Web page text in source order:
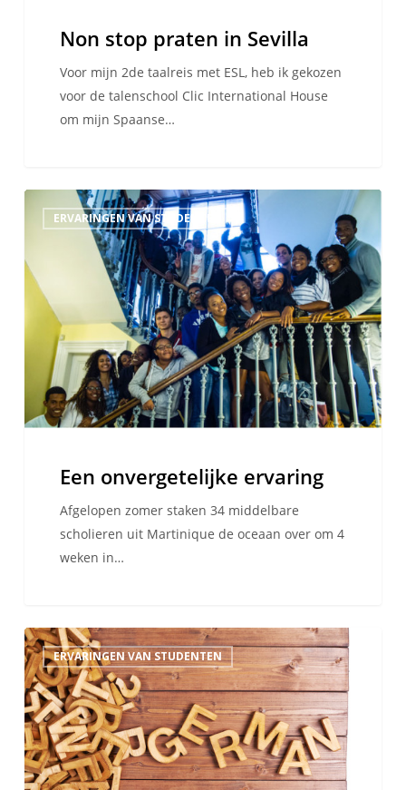
Non stop praten in Sevilla
Voor mijn 2de taalreis met ESL, heb ik gekozen
voor de talenschool Clic International House
om mijn Spaanse…
onvergetelijke
ERVARINGEN VAN STUDENTEN
Een onvergetelijke ervaring
Afgelopen zomer staken 34 middelbare
scholieren uit Martinique de oceaan over om 4
weken in…
Hoe
ik
het
overleefde
om
in
Duitsland
ERVARINGEN VAN STUDENTEN